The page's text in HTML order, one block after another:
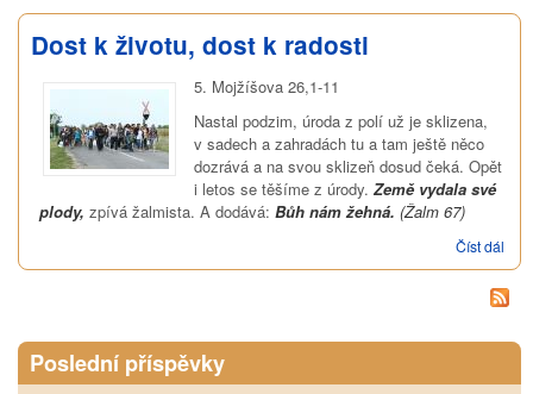
Dost k životu, dost k radosti
5. Mojžíšova 26,1-11
Nastal podzim, úroda z polí už je sklizena,
v sadech a zahradách tu a tam ještě něco
dozrává a na svou sklizeň dosud čeká. Opět
i letos se těšíme z úrody. Země vydala své
plody, zpívá žalmista. A dodává: Bůh nám žehná. (Žalm 67)
Číst dál
Poslední příspěvky